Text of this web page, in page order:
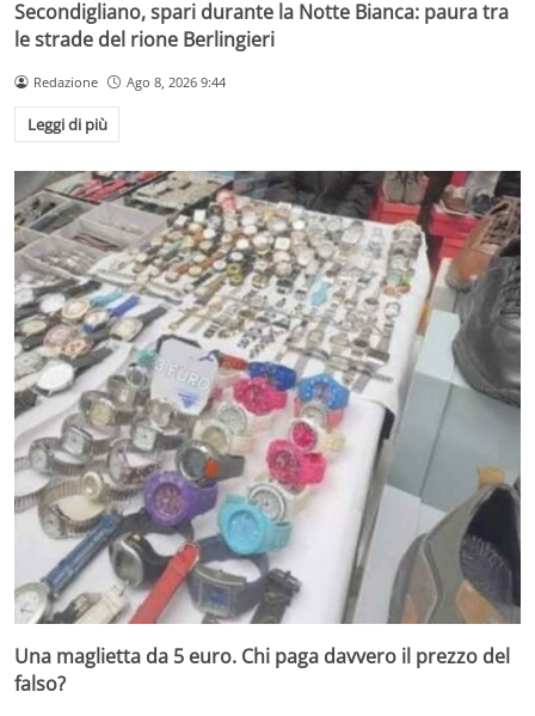
Secondigliano, spari durante la Notte Bianca: paura tra
le strade del rione Berlingieri
Redazione Ago 8, 2026 9:44
Leggi di più
Una maglietta da 5 euro. Chi paga davvero il prezzo del
falso?